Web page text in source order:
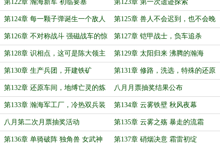
第122章 瀚海新军 初临要塞 第123章 第一次遗迹探索
第124章 每一颗子弹诞生一个敌人 第125章 兽人不会迟到，也不会晚
到
第126章 不对称战斗 强磁战车的惊
艳出场
第127章 铠甲战士，负车追杀
（5K）
第128章 识相点，这可是陈大领主
的魂契锁链（6K）
第129章 太阳归来 沸腾的瀚海
第130章 生产兵团，开建铁矿 第131章 修路，洗选，特殊的还原
手段
第132章 还原车间，地缚亡灵的炼
钢日志
八月月票抽奖结果公布
第133章 瀚海军工厂，冷热双兵装 第134章 云雾铁壁 秋风夜幕
八月第二次月票抽奖活动 第135章 云雾之殇 暴走的流霜
第136章 单骑破阵 独角兽 女武神 第137章 硝烟决意 霜雷初绽